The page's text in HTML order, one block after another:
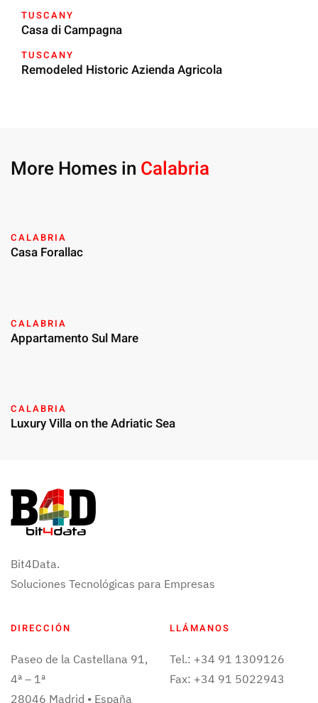
TUSCANY
Casa di Campagna
TUSCANY
Remodeled Historic Azienda Agricola
More Homes in Calabria
CALABRIA
Casa Forallac
CALABRIA
Appartamento Sul Mare
CALABRIA
Luxury Villa on the Adriatic Sea
Bit4Data.
Soluciones Tecnológicas para Empresas
DIRECCIÓN
Paseo de la Castellana 91,
4ª – 1ª
28046 Madrid • España
LLÁMANOS
Tel.: +34 91 1309126
Fax: +34 91 5022943